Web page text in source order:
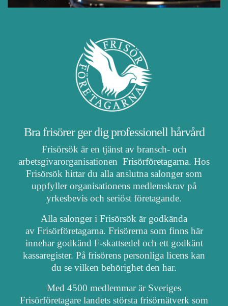
Bra frisörer ger dig professionell hårvård
Frisörsök är en tjänst av bransch- och
arbetsgivarorganisationen Frisörföretagarna. Hos
Frisörsök hittar du alla anslutna salonger som
uppfyller organisationens medlemskrav på
yrkesbevis och seriöst företagande.
Alla salonger i Frisörsök är godkända
av Frisörföretagarna. Frisörerna som finns här
innehar godkänd F-skattsedel och ett godkänt
kassaregister. På frisörens personliga licens kan
du se vilken behörighet den har.
Med 4500 medlemmar är Sveriges
Frisörföretagare landets största frisörnätverk som